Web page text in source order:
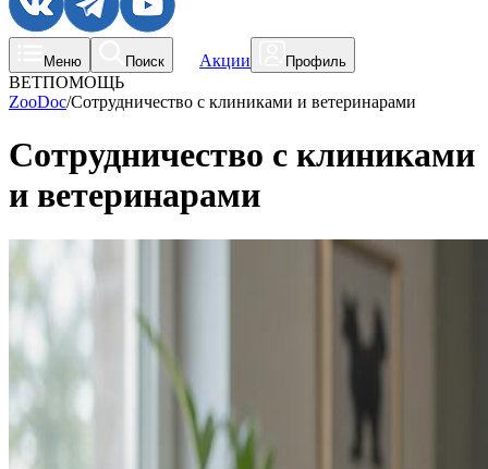
Меню Поиск Акции Профиль
ВЕТПОМОЩЬ
ZooDoc/Сотрудничество с клиниками и ветеринарами
Сотрудничество с клиниками
и ветеринарами